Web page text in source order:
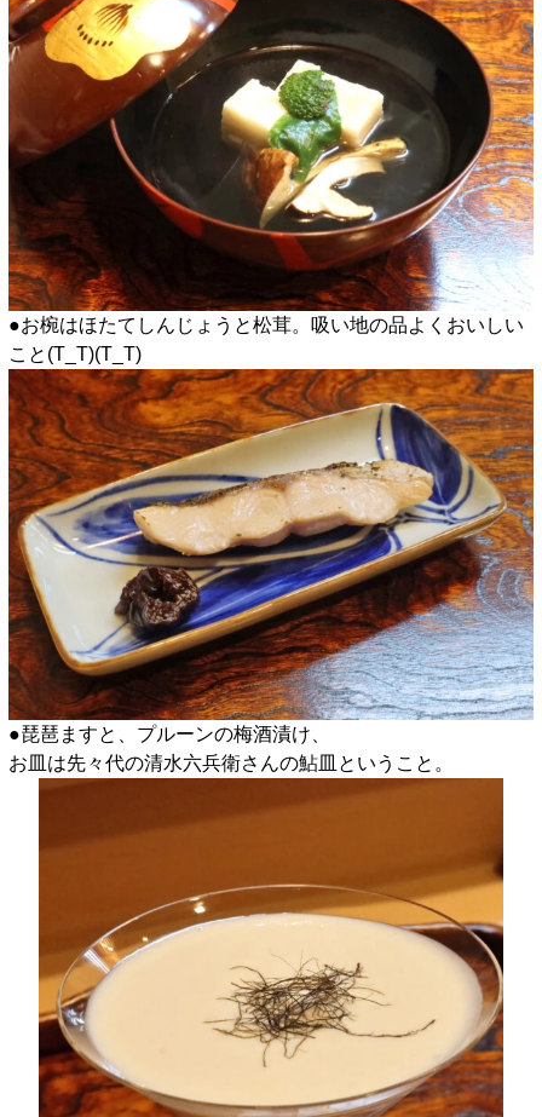
●お椀はほたてしんじょうと松茸。吸い地の品よくおいしい
こと(T_T)(T_T)
●琵琶ますと、プルーンの梅酒漬け、
お皿は先々代の清水六兵衛さんの鮎皿ということ。